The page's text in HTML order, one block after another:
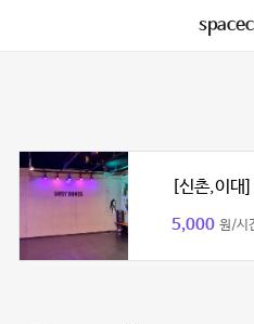
[신촌,이대
5,000 원/시